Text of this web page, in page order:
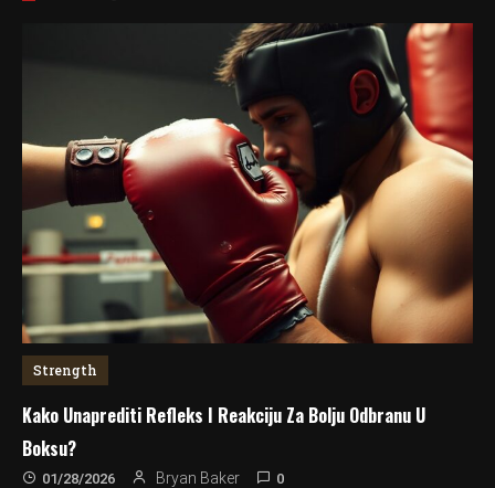
Strength
Kako Unaprediti Refleks I Reakciju Za Bolju Odbranu U
Boksu?
01/28/2026 Bryan Baker 0